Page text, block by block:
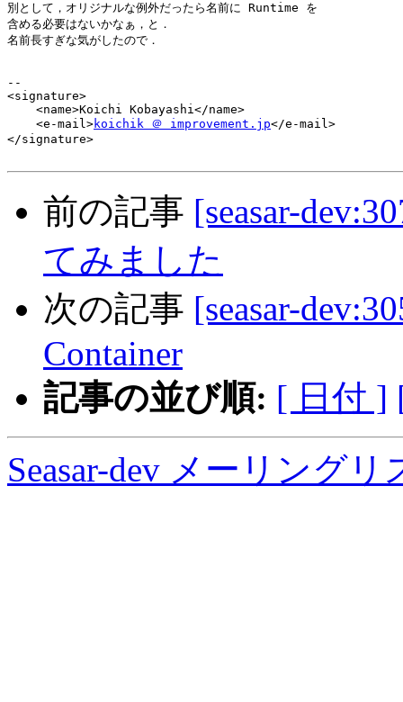
別として，オリジナルな例外だったら名前に Runtime を
含める必要はないかなぁ，と．
名前長すぎな気がしたので．
--
<signature>
    <name>Koichi Kobayashi</name>
    <e-mail>
koichik ＠ improvement.jp</e-mail>
</signature>
前の記事 [seasar-
てみました
次の記事 [seasar-
Container
記事の並び順: [ 日付 ]
Seasar-dev メーリング